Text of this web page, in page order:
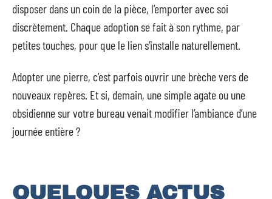
disposer dans un coin de la pièce, l’emporter avec soi
discrètement. Chaque adoption se fait à son rythme, par
petites touches, pour que le lien s’installe naturellement.
Adopter une pierre, c’est parfois ouvrir une brèche vers de
nouveaux repères. Et si, demain, une simple agate ou une
obsidienne sur votre bureau venait modifier l’ambiance d’une
journée entière ?
QUELQUES ACTUS